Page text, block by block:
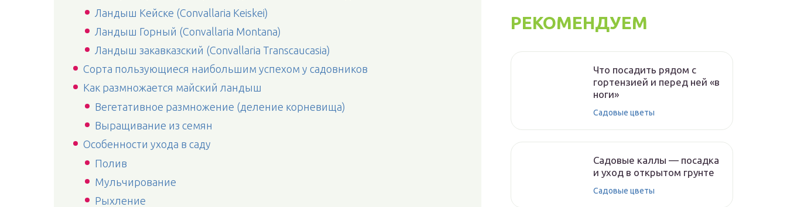
Ландыш Кейске (Convallaria Keiskei)
Ландыш Горный (Convallaria Montana)
Ландыш закавказский (Convallaria Transcaucasia)
Сорта пользующиеся наибольшим успехом у садовников
Как размножается майский ландыш
Вегетативное размножение (деление корневища)
Выращивание из семян
Особенности ухода в саду
Полив
Мульчирование
Рыхление
РЕКОМЕНДУЕМ
Что посадить рядом с
гортензией и перед ней «в
ноги»
Садовые цветы
Садовые каллы — посадка
и уход в открытом грунте
Садовые цветы